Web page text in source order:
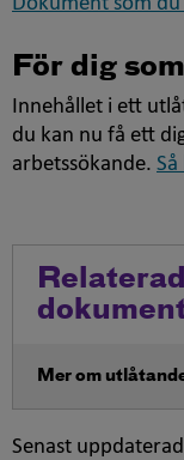
För dig
Innehållet i ett
du kan nu få ett
arbetssökande.
Mer om
Senast